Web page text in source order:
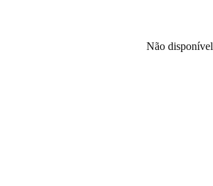
Não disponível